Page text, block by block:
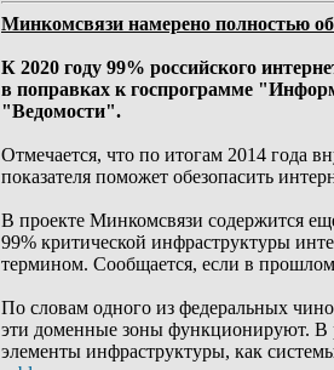
Минкомсвязи намерено полностью
К 2020 году 99% российского
в поправках к госпрограмме
"Ведомости".
Отмечается, что по итогам 2014 года
показателя поможет обезопасить
В проекте Минкомсвязи содержится
99% критической инфраструктуры
термином. Сообщается, если в прошлом
По словам одного из федеральных
эти доменные зоны функционируют. В
элементы инфраструктуры, как